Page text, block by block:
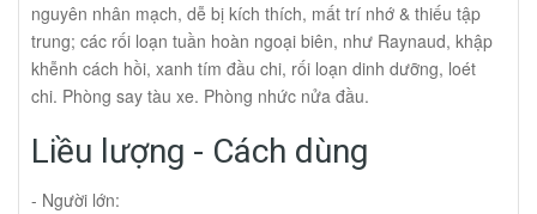
nguyên nhân mạch, dễ bị kích thích, mất trí nhớ & thiếu tập
trung; các rối loạn tuần hoàn ngoại biên, như Raynaud, khập
khễnh cách hồi, xanh tím đầu chi, rối loạn dinh dưỡng, loét
chi. Phòng say tàu xe. Phòng nhức nửa đầu.
Liều lượng - Cách dùng
- Người lớn: